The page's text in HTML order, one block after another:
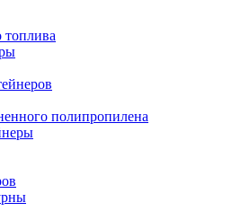
полипропилена